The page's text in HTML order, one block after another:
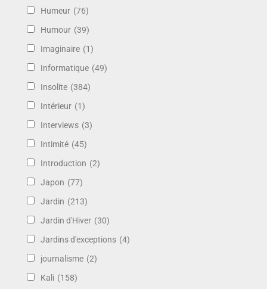
Humeur (76)
Humour (39)
Imaginaire (1)
Informatique (49)
Insolite (384)
Intérieur (1)
Interviews (3)
Intimité (45)
Introduction (2)
Japon (77)
Jardin (213)
Jardin d'Hiver (30)
Jardins d'exceptions (4)
journalisme (2)
Kali (158)